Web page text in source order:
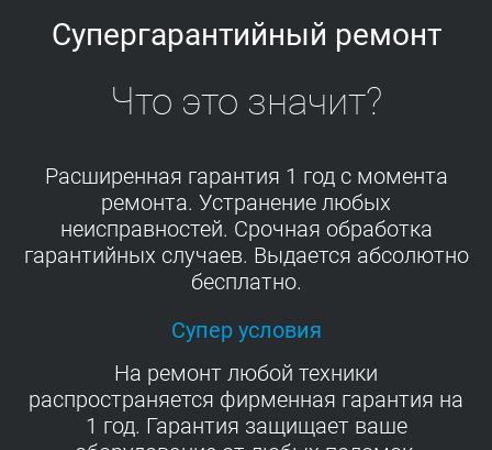
Супергарантийный ремонт
Что это значит?
Расширенная гарантия 1 год с момента
ремонта. Устранение любых
неисправностей. Срочная обработка
гарантийных случаев. Выдается абсолютно
бесплатно.
Супер условия
На ремонт любой техники
распространяется фирменная гарантия на
1 год. Гарантия защищает ваше